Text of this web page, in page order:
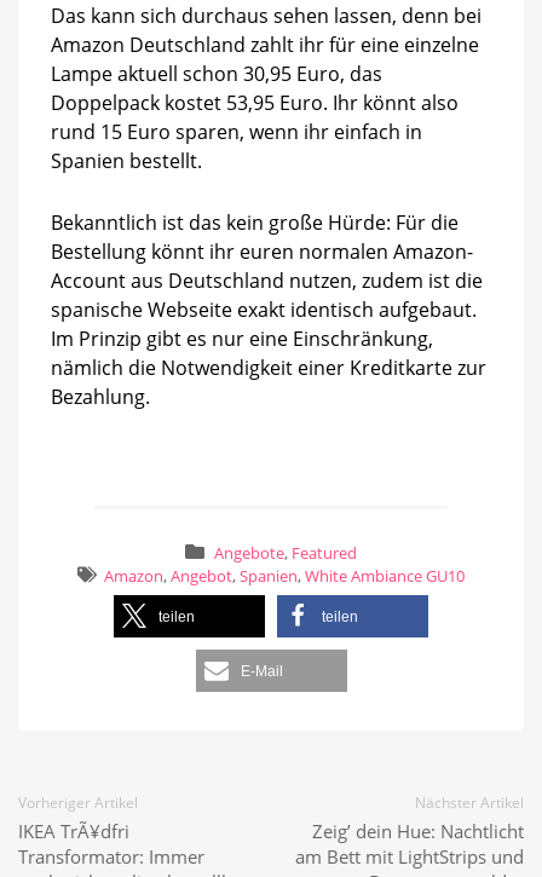
Das kann sich durchaus sehen lassen, denn bei
Amazon Deutschland zahlt ihr für eine einzelne
Lampe aktuell schon 30,95 Euro, das
Doppelpack kostet 53,95 Euro. Ihr könnt also
rund 15 Euro sparen, wenn ihr einfach in
Spanien bestellt.
Bekanntlich ist das kein große Hürde: Für die
Bestellung könnt ihr euren normalen Amazon-
Account aus Deutschland nutzen, zudem ist die
spanische Webseite exakt identisch aufgebaut.
Im Prinzip gibt es nur eine Einschränkung,
nämlich die Notwendigkeit einer Kreditkarte zur
Bezahlung.
Angebote, Featured
Amazon,Angebot,Spanien,White Ambiance GU10
teilen teilen
E-Mail
Vorheriger Artikel
IKEA TrÃ¥dfri
Transformator: Immer
Nächster Artikel
Zeig’ dein Hue: Nachtlicht
am Bett mit LightStrips und